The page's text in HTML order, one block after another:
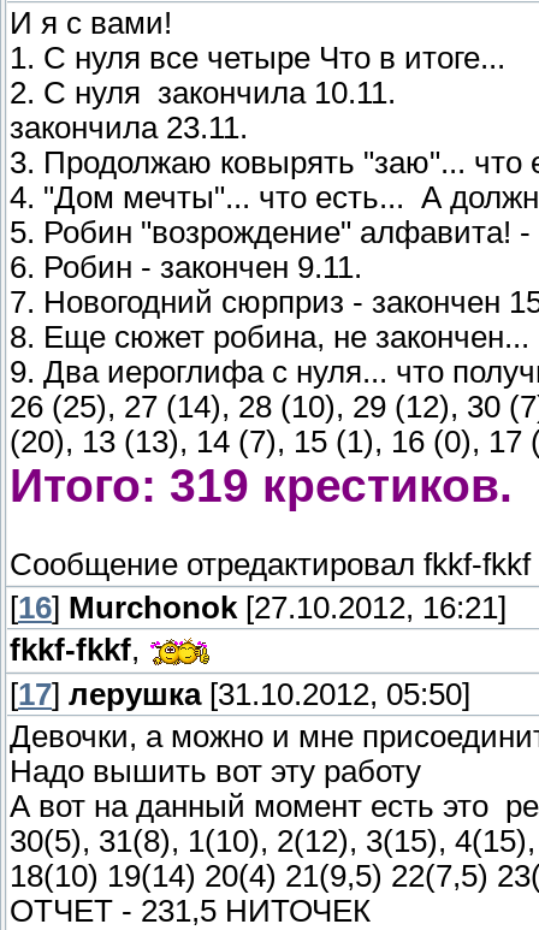
И я с вами!
1. С нуля все четыре Что в итоге...
2. С нуля закончила 10.11.
закончила 23.11.
3. Продолжаю ковырять "заю"... что
4. "Дом мечты"... что есть... А
5. Робин "возрождение" алфавита! -
6. Робин - закончен 9.11.
7. Новогодний сюрприз - закончен
8. Еще сюжет робина, не закончен...
9. Два иероглифа с нуля... что
26 (25), 27 (14), 28 (10), 29 (12), 30
(20), 13 (13), 14 (7), 15 (1), 16 (0),
Итого: 319 крестиков.
Сообщение отредактировал fkkf-fkkf
[16] Murchonok [27.10.2012, 16:21]
fkkf-fkkf,
[17] лерушка[31.10.2012, 05:50]
Девочки, а можно и мне
Надо вышить вот эту работу
А вот на данный момент есть это
30(5), 31(8), 1(10), 2(12), 3(15),
18(10) 19(14) 20(4) 21(9,5) 22(7,5)
ОТЧЕТ - 231,5 НИТОЧЕК